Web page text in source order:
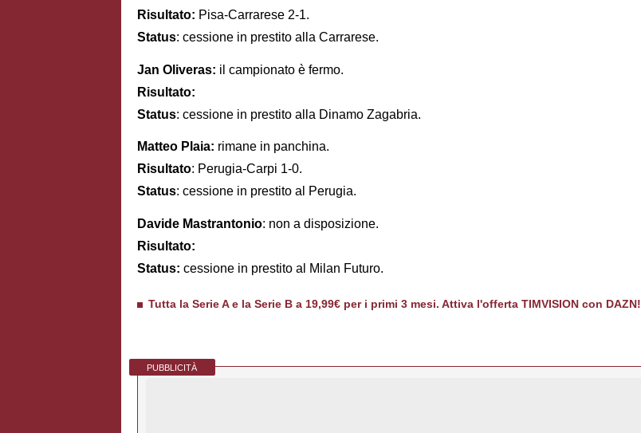
Risultato: Pisa-Carrarese 2-1.
Status: cessione in prestito alla Carrarese.
Jan Oliveras: il campionato è fermo.
Risultato:
Status: cessione in prestito alla Dinamo Zagabria.
Matteo Plaia: rimane in panchina.
Risultato: Perugia-Carpi 1-0.
Status: cessione in prestito al Perugia.
Davide Mastrantonio: non a disposizione.
Risultato:
Status: cessione in prestito al Milan Futuro.
Tutta la Serie A e la Serie B a 19,99€ per i primi 3 mesi. Attiva l'offerta TIMVISION con DAZN!
PUBBLICITÀ